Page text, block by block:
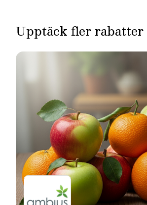
Upptäck fler rabatter